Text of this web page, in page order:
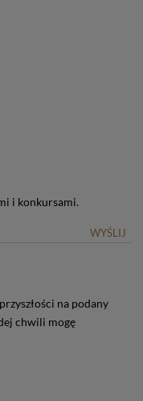
one
zgody na
i konkursami.
WYŚLIJ
na podany
chwili mogę